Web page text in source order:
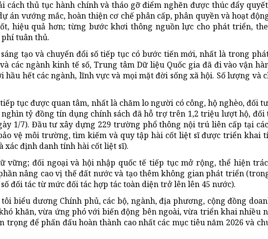
cách thủ tục hành chính và tháo gỡ điểm nghẽn được thúc đẩy
án vướng mắc, hoàn thiện cơ chế phân cấp, phân quyền và hoạt
hiệu quả hơn; từng bước khơi thông nguồn lực cho phát triển,
tuân thủ.
tạo và chuyển đổi số tiếp tục có bước tiến mới, nhất là trong
các ngành kinh tế số, Trung tâm Dữ liệu Quốc gia đã đi vào vận
hết các ngành, lĩnh vực và mọi mặt đời sống xã hội. Số lượng và
tục được quan tâm, nhất là chăm lo người có công, hộ nghèo, đối
nghìn tỷ đồng tín dụng chính sách đã hỗ trợ trên 1,2 triệu lượt hộ,
1/7). Đầu tư xây dựng 229 trường phổ thông nội trú liên cấp tại
vệ môi trường, tìm kiếm và quy tập hài cốt liệt sĩ được triển khai
xác định danh tính hài cốt liệt sĩ).
vững; đối ngoại và hội nhập quốc tế tiếp tục mở rộng, thể hiện
nâng cao vị thế đất nước và tạo thêm không gian phát triển
đối tác từ mức đối tác hợp tác toàn diện trở lên lên 45 nước).
biểu dương Chính phủ, các bộ, ngành, địa phương, cộng đồng
khăn, vừa ứng phó với biến động bên ngoài, vừa triển khai nhiều
trọng để phấn đấu hoàn thành cao nhất các mục tiêu năm 2026 và